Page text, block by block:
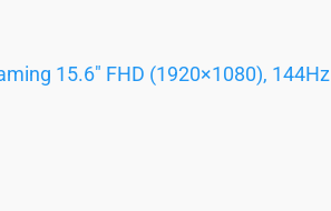
15.6″ FHD (1920×1080), 144Hz